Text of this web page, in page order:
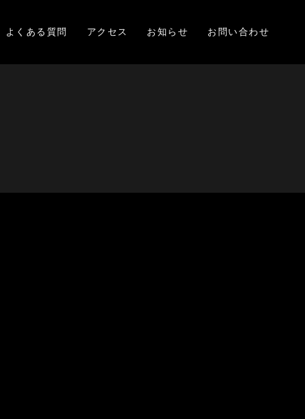
よくある質問 アクセス お知らせ お問い合わせ